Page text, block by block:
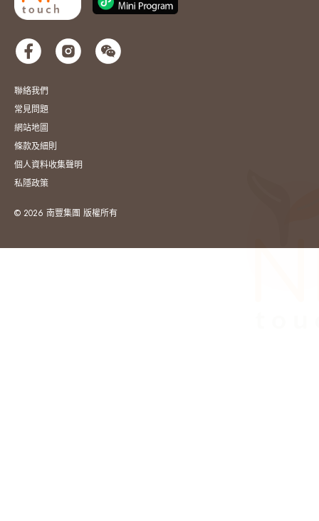
聯絡我們
常見問題
網站地圖
條款及細則
個人資料收集聲明
私隱政策
© 2026 南豐集團 版權所有